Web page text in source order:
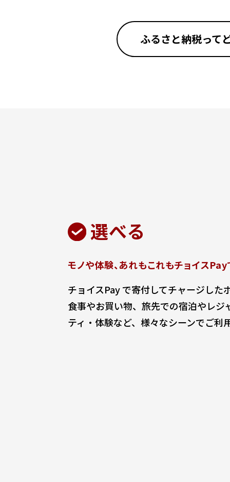
ふるさと納税って
選べる
モノや体験、あれもこれもチョイスPay
チョイスPay で寄付してチャージし
食事やお買い物、旅先での宿泊やレ
ティ・体験など、様々なシーンでご利